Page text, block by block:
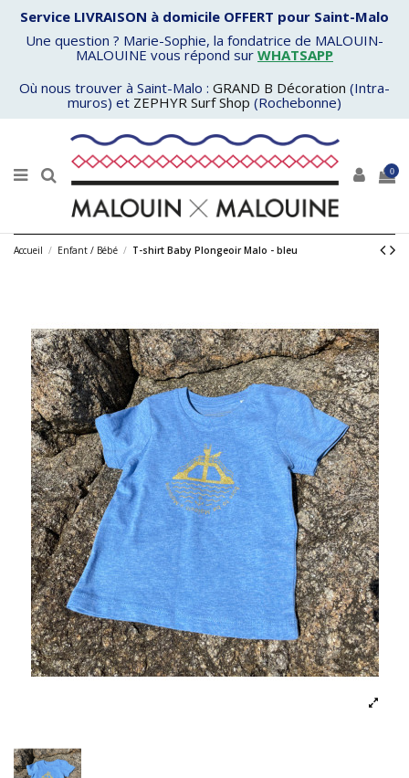
Service LIVRAISON à domicile OFFERT pour Saint-Malo
Une question ? Marie-Sophie, la fondatrice de MALOUIN-
MALOUINE vous répond sur WHATSAPP
Où nous trouver à Saint-Malo : GRAND B Décoration (Intra-
muros) et ZEPHYR Surf Shop (Rochebonne)
0
Accueil Enfant / Bébé T-shirt Baby Plongeoir Malo - bleu